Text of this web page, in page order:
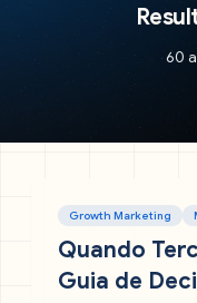
60
Growth Marketing
Quando
Guia de